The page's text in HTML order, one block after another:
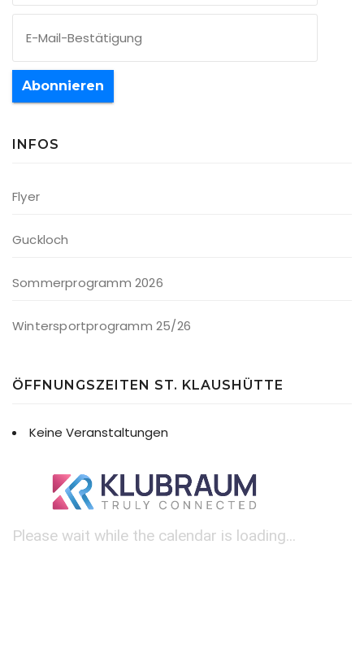
Abonnieren
INFOS
Flyer
Guckloch
Sommerprogramm 2026
Wintersportprogramm 25/26
ÖFFNUNGSZEITEN ST. KLAUSHÜTTE
Keine Veranstaltungen